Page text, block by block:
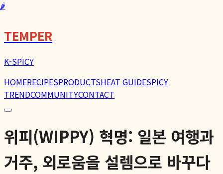
🌶️
TEMPER
K-SPICY
HOMERECIPESPRODUCTSHEAT GUIDESPICY
TRENDCOMMUNITYCONTACT
위피(WIPPY) 혁명: 일본 여행과
거주, 외로움을 설렘으로 바꾸다